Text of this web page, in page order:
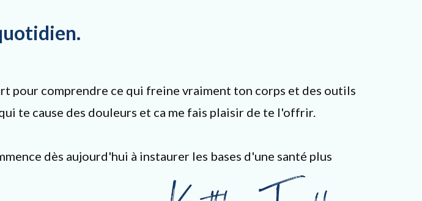
pour comprendre ce qui freine vraiment ton corps et des outils
te cause des douleurs et ca me fais plaisir de te l'offrir.
dès aujourd'hui à instaurer les bases d'une santé plus